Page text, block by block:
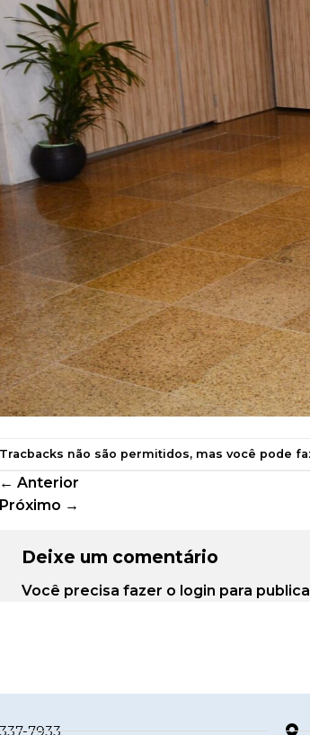
Tracbacks não são permitidos, mas você pode
← Anterior
Próximo →
Deixe um comentário
Você precisa fazer o login para
7933